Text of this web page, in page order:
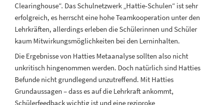
Clearinghouse“. Das Schulnetzwerk „Hattie-Schulen“ ist sehr
erfolgreich, es herrscht eine hohe Teamkooperation unter den
Lehrkräften, allerdings erleben die Schülerinnen und Schüler
kaum Mitwirkungsmöglichkeiten bei den Lerninhalten.
Die Ergebnisse von Hatties Metaanalyse sollten also nicht
unkritisch hingenommen werden. Doch natürlich sind Hatties
Befunde nicht grundlegend unzutreffend. Mit Hatties
Grundaussagen – dass es auf die Lehrkraft ankommt,
Schülerfeedback wichtig ist und eine reziproke